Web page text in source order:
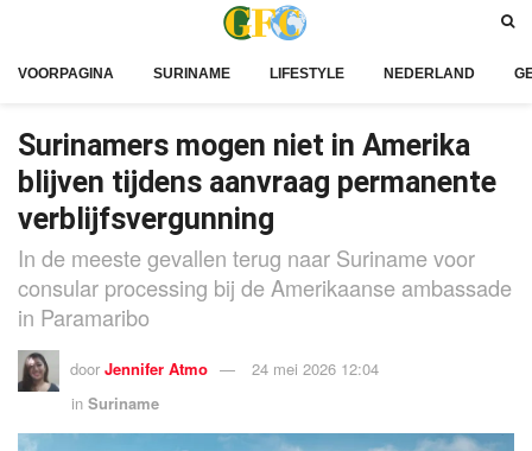
VOORPAGINA SURINAME LIFESTYLE NEDERLAND
Surinamers mogen niet in Amerika
blijven tijdens aanvraag permanente
verblijfsvergunning
In de meeste gevallen terug naar Suriname voor
consular processing bij de Amerikaanse ambassade
in Paramaribo
door Jennifer Atmo
24 mei 2026 12:04
in Suriname